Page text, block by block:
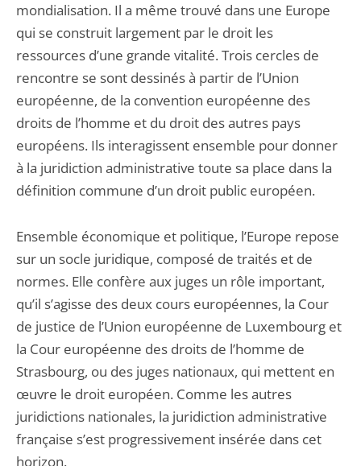
mondialisation. Il a même trouvé dans une Europe
qui se construit largement par le droit les
ressources d’une grande vitalité. Trois cercles de
rencontre se sont dessinés à partir de l’Union
européenne, de la convention européenne des
droits de l’homme et du droit des autres pays
européens. Ils interagissent ensemble pour donner
à la juridiction administrative toute sa place dans la
définition commune d’un droit public européen.
Ensemble économique et politique, l’Europe repose
sur un socle juridique, composé de traités et de
normes. Elle confère aux juges un rôle important,
qu’il s’agisse des deux cours européennes, la Cour
de justice de l’Union européenne de Luxembourg et
la Cour européenne des droits de l’homme de
Strasbourg, ou des juges nationaux, qui mettent en
œuvre le droit européen. Comme les autres
juridictions nationales, la juridiction administrative
française s’est progressivement insérée dans cet
horizon.